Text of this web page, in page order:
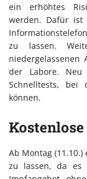
ein erhöhtes
werden. Dafür ist
zu lassen.
der Labore. Neu
Schnelltests, bei
können.
Ab Montag
zu lassen, da es